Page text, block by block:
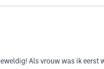
Als vrouw was ik